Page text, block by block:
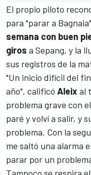
El propio piloto
para "parar a
semana con buen
giros a Sepang, y la
sus registros de la
"Un inicio difícil del
año", calificó Aleixal
problema grave con
paré y volví a salir, y
problema. Con la
me saltó una alarma
parar por un